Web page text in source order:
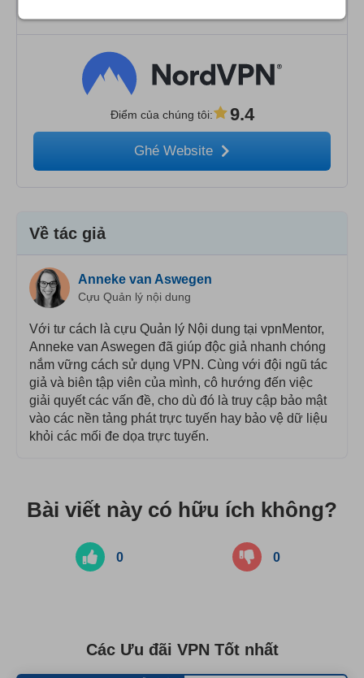
Điểm của chúng tôi: 9.4
Ghé Website
Về tác giả
Anneke van Aswegen
Cựu Quản lý nội dung
Với tư cách là cựu Quản lý Nội dung tại vpnMentor,
Anneke van Aswegen đã giúp độc giả nhanh chóng
nắm vững cách sử dụng VPN. Cùng với đội ngũ tác
giả và biên tập viên của mình, cô hướng đến việc
giải quyết các vấn đề, cho dù đó là truy cập bảo mật
vào các nền tảng phát trực tuyến hay bảo vệ dữ liệu
khỏi các mối đe dọa trực tuyến.
Bài viết này có hữu ích không?
0 0
Các Ưu đãi VPN Tốt nhất